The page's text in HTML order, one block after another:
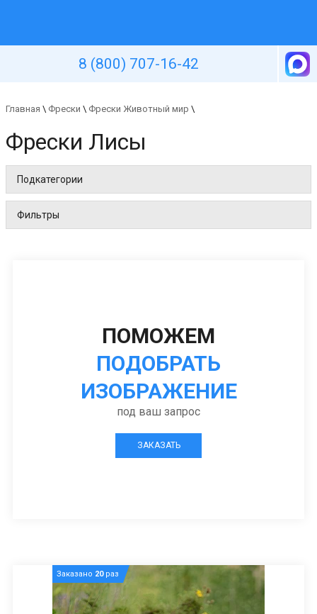
8 (800) 707-16-42
Главная \ Фрески \ Фрески Животный мир \
Фрески Лисы
Подкатегории
Фильтры
ПОМОЖЕМ
ПОДОБРАТЬ
ИЗОБРАЖЕНИЕ
под ваш запрос
ЗАКАЗАТЬ
Заказано 20раз